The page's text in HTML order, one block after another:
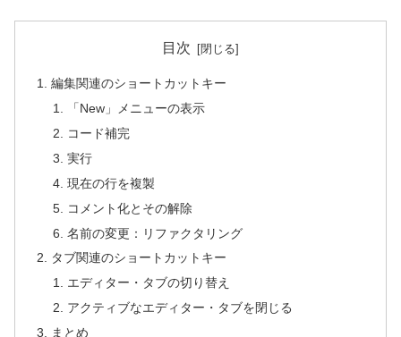
目次
編集関連のショートカットキー
「New」メニューの表示
コード補完
実行
現在の行を複製
コメント化とその解除
名前の変更：リファクタリング
タブ関連のショートカットキー
エディター・タブの切り替え
アクティブなエディター・タブを閉じる
まとめ